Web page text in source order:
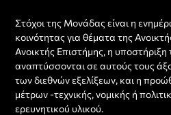
Στόχοι της Μονάδας είναι η
κοινότητας για θέματα της
Ανοικτής Επιστήμης, η υποστήριξη
αναπτύσσονται σε αυτούς τους
των διεθνών εξελίξεων, και η
μέτρων -τεχνικής, νομικής ή
ερευνητικού υλικού.